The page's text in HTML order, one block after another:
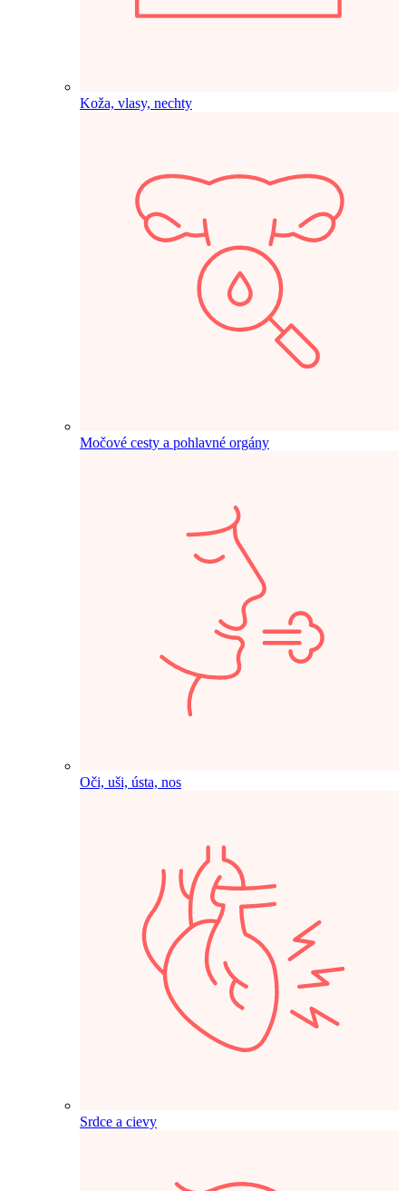
Koža, vlasy, nechty
Močové cesty a pohlavné orgány
Oči, uši, ústa, nos
Srdce a cievy